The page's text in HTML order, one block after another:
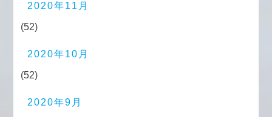
2020年11月
(52)
2020年10月
(52)
2020年9月